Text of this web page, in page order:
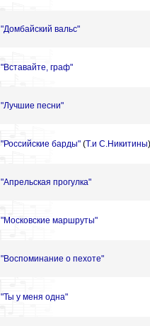
"Домбайский вальс"
"Вставайте, граф"
"Лучшие песни"
"Российские барды" (Т.и С.Никитины)
"Апрельская прогулка"
"Московские маршруты"
"Воспоминание о пехоте"
"Ты у меня одна"